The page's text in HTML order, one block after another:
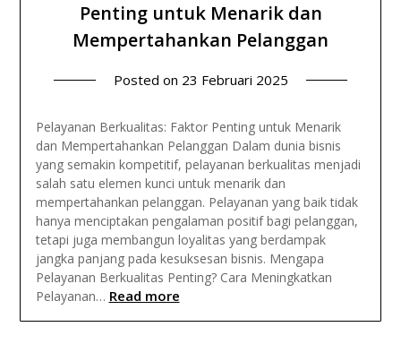
Penting untuk Menarik dan
Mempertahankan Pelanggan
Posted on 23 Februari 2025
Pelayanan Berkualitas: Faktor Penting untuk Menarik
dan Mempertahankan Pelanggan Dalam dunia bisnis
yang semakin kompetitif, pelayanan berkualitas menjadi
salah satu elemen kunci untuk menarik dan
mempertahankan pelanggan. Pelayanan yang baik tidak
hanya menciptakan pengalaman positif bagi pelanggan,
tetapi juga membangun loyalitas yang berdampak
jangka panjang pada kesuksesan bisnis. Mengapa
Pelayanan Berkualitas Penting? Cara Meningkatkan
Pelayanan… Read more